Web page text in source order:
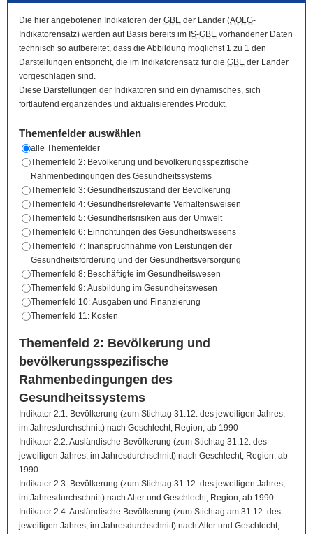
Die hier angebotenen Indikatoren der GBE der Länder (AOLG-
Indikatorensatz) werden auf Basis bereits im IS-GBE vorhandener Daten
technisch so aufbereitet, dass die Abbildung möglichst 1 zu 1 den
Darstellungen entspricht, die im Indikatorensatz für die GBE der Länder
vorgeschlagen sind.
Diese Darstellungen der Indikatoren sind ein dynamisches, sich
fortlaufend ergänzendes und aktualisierendes Produkt.
Themenfelder auswählen
alle Themenfelder
Themenfeld 2: Bevölkerung und bevölkerungsspezifische
Rahmenbedingungen des Gesundheitssystems
Themenfeld 3: Gesundheitszustand der Bevölkerung
Themenfeld 4: Gesundheitsrelevante Verhaltensweisen
Themenfeld 5: Gesundheitsrisiken aus der Umwelt
Themenfeld 6: Einrichtungen des Gesundheitswesens
Themenfeld 7: Inanspruchnahme von Leistungen der
Gesundheitsförderung und der Gesundheitsversorgung
Themenfeld 8: Beschäftigte im Gesundheitswesen
Themenfeld 9: Ausbildung im Gesundheitswesen
Themenfeld 10: Ausgaben und Finanzierung
Themenfeld 11: Kosten
Themenfeld 2: Bevölkerung und
bevölkerungsspezifische
Rahmenbedingungen des
Gesundheitssystems
Indikator 2.1: Bevölkerung (zum Stichtag 31.12. des jeweiligen Jahres,
im Jahresdurchschnitt) nach Geschlecht, Region, ab 1990
Indikator 2.2: Ausländische Bevölkerung (zum Stichtag 31.12. des
jeweiligen Jahres, im Jahresdurchschnitt) nach Geschlecht, Region, ab
1990
Indikator 2.3: Bevölkerung (zum Stichtag 31.12. des jeweiligen Jahres,
im Jahresdurchschnitt) nach Alter und Geschlecht, Region, ab 1990
Indikator 2.4: Ausländische Bevölkerung (zum Stichtag am 31.12. des
jeweiligen Jahres, im Jahresdurchschnitt) nach Alter und Geschlecht,